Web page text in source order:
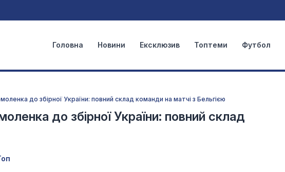
Головна Новини Ексклюзив Топтеми Футбол
до збірної України: повний склад команди на матчі з Бельгією
до збірної України: повний склад